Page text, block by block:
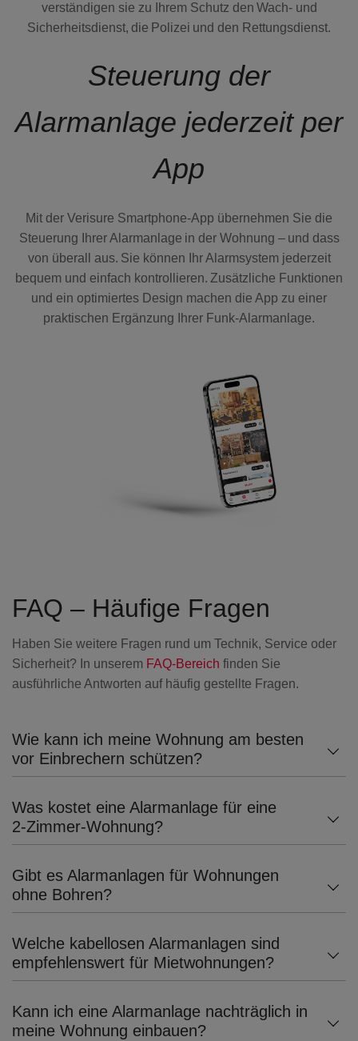
verständigen sie zu Ihrem Schutz den Wach- und
Sicherheitsdienst, die Polizei und den Rettungsdienst.
Steuerung der
Alarmanlage jederzeit per
App
Mit der Verisure Smartphone-App übernehmen Sie die
Steuerung Ihrer Alarmanlage in der Wohnung – und dass
von überall aus. Sie können Ihr Alarmsystem jederzeit
bequem und einfach kontrollieren. Zusätzliche Funktionen
und ein optimiertes Design machen die App zu einer
praktischen Ergänzung Ihrer Funk-Alarmanlage.
FAQ – Häufige Fragen
Haben Sie weitere Fragen rund um Technik, Service oder
Sicherheit? In unserem FAQ‑Bereich finden Sie
ausführliche Antworten auf häufig gestellte Fragen.
Wie kann ich meine Wohnung am besten
vor Einbrechern schützen?
Was kostet eine Alarmanlage für eine
2‑Zimmer‑Wohnung?
Gibt es Alarmanlagen für Wohnungen
ohne Bohren?
Welche kabellosen Alarmanlagen sind
empfehlenswert für Mietwohnungen?
Kann ich eine Alarmanlage nachträglich in
meine Wohnung einbauen?